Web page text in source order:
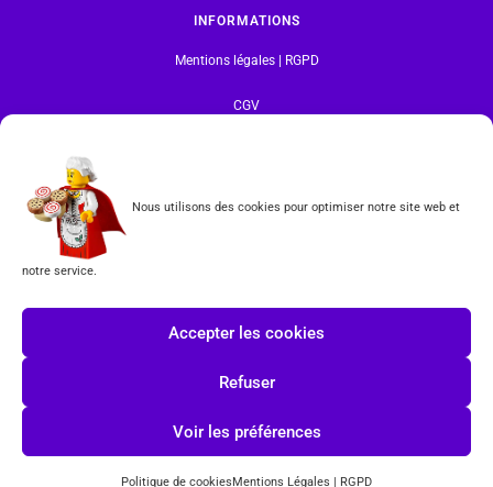
Nous utilisons des cookies pour optimiser notre site web et
notre service.
Accepter les cookies
Refuser
Voir les préférences
Politique de cookiesMentions Légales | RGPD
INFORMATIONS
Mentions légales | RGPD
CGV
Tous les produits vendus sur ce site sont fabriqués par LEGO exclusivement. LEGO® est une
marque déposée par The LEGO Group. Les propriétaires des marques respectives citées sur le site
en restent les propriétaires. Tous droits réservés.
J'accepte les conditions du